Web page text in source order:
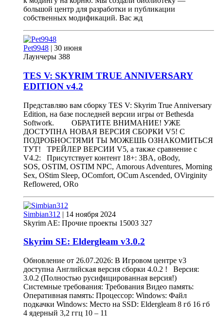
большой центр для разработки и публикации
собственных модификаций. Вас жд
Pet9948 | 30 июня
Лаунчеры 388
TES V: SKYRIM TRUE ANNIVERSARY
EDITION v4.2
Представляю вам сборку TES V: Skyrim True Anniversary
Edition, на базе последней версии игры от Bethesda
Softwork. ОБРАТИТЕ ВНИМАНИЕ! УЖЕ
ДОСТУПНА НОВАЯ ВЕРСИЯ СБОРКИ V5! С
ПОДРОБНОСТЯМИ ТЫ МОЖЕШЬ ОЗНАКОМИТЬСЯ
ТУТ! ТРЕЙЛЕР ВЕРСИИ V5, а также сравнение с
V4.2: Присутствует контент 18+: 3BA, oBody,
SOS, OSTIM, OSTIM NPC, Amorous Adventures, Morning
Sex, OStim Sleep, OComfort, OCum Ascended, OVirginity
Reflowered, ORo
Simbian312 | 14 ноября 2024
Skyrim AE: Прочие проекты 15003 327
Skyrim SE: Eldergleam v3.0.2
Обновление от 26.07.2026: В Игровом центре v3
доступна Английская версия сборки 4.0.2 ! Версия:
3.0.2 (Полностью русифицированная версия!)
Системные требования: Требования Видео память:
Оперативная память: Процессор: Windows: Файл
подкачки Windows: Место на SSD: Eldergleam 8 гб 16 гб
4 ядерный 3,2 ггц 10 – 11